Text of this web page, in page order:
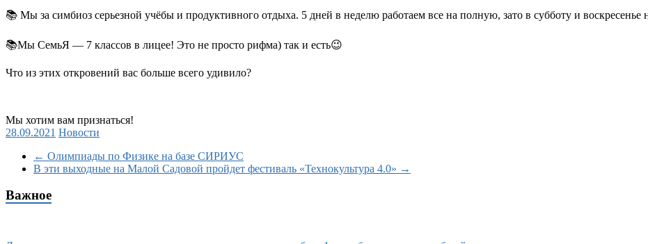
📚 Мы за симбиоз серьезной учёбы и продуктивного отдыха. 5 дней в неделю работаем все на полную, зато в субботу и воскресенье
📚Мы СемьЯ — 7 классов в лицее! Это не просто рифма) так и есть😉
Что из этих откровений вас больше всего удивило?
Мы хотим вам признаться!
28.09.2021 Новости
← Олимпиады по Физике на базе СИРИУС
В эти выходные на Малой Садовой пройдет фестиваль «Технокультура 4.0» →
Важное